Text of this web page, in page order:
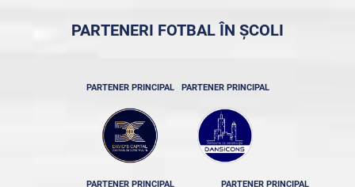
PARTENERI FOTBAL ÎN ȘCOLI
PARTENER PRINCIPAL PARTENER PRINCIPAL
PARTENER PRINCIPAL PARTENER PRINCIPAL